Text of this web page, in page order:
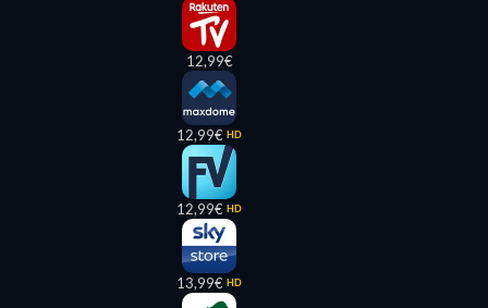
12,99€
12,99€ HD
12,99€ HD
13,99€ HD